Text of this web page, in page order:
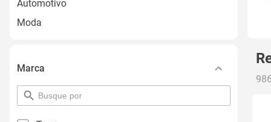
Automotivo
Moda
Marca
pesquisar
por